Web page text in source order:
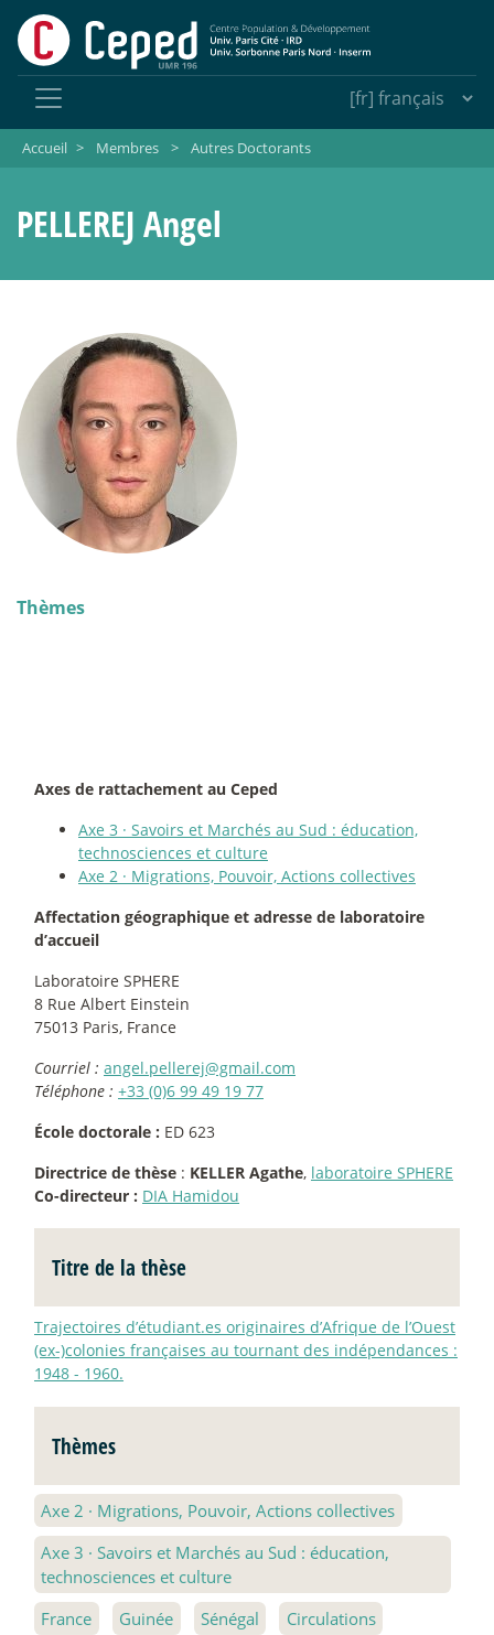
Accueil > Membres > Autres Doctorants
PELLEREJ Angel
Thèmes
Axes de rattachement au Ceped
Axe 3 · Savoirs et Marchés au Sud : éducation,
technosciences et culture
Axe 2 · Migrations, Pouvoir, Actions collectives
Affectation géographique et adresse de laboratoire
d’accueil
Laboratoire SPHERE
8 Rue Albert Einstein
75013 Paris, France
Courriel : angel.pellerej@gmail.com
Téléphone : +33 (0)6 99 49 19 77
École doctorale : ED 623
Directrice de thèse : KELLER Agathe, laboratoire SPHERE
Co-directeur : DIA Hamidou
Titre de la thèse
Trajectoires d’étudiant.es originaires d’Afrique de l’Ouest
(ex-)colonies françaises au tournant des indépendances :
1948 - 1960.
Thèmes
Axe 2 · Migrations, Pouvoir, Actions collectives
Axe 3 · Savoirs et Marchés au Sud : éducation,
technosciences et culture
France
Guinée Sénégal
Circulations